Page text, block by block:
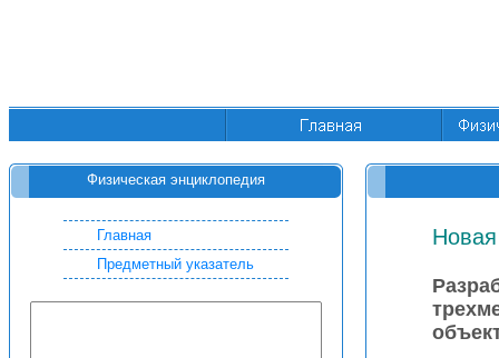
Физическая энциклопедия
Главная
Предметный указатель